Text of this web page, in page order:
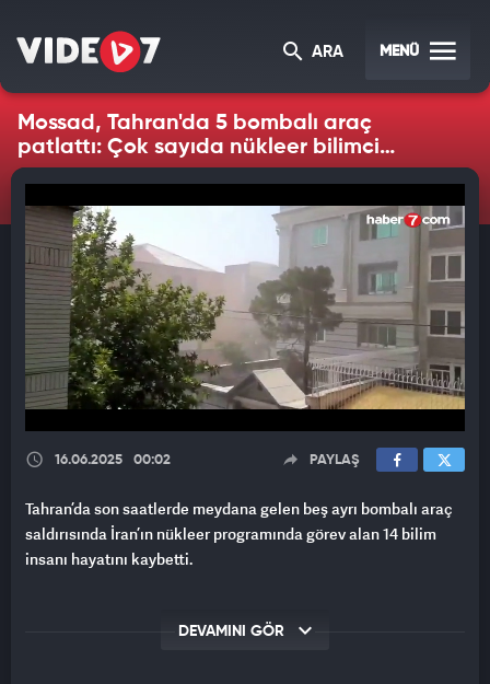
ARA MENÜ
Mossad, Tahran'da 5 bombalı araç
patlattı: Çok sayıda nükleer bilimci
hayatını kaybetti
16.06.2025 00:02 PAYLAŞ
Tahran’da son saatlerde meydana gelen beş ayrı bombalı araç
saldırısında İran’ın nükleer programında görev alan 14 bilim
insanı hayatını kaybetti.
DEVAMINI GÖR